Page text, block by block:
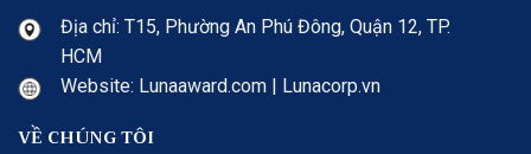
Địa chỉ: T15, Phường An Phú Đông, Quận 12, TP.
HCM
Website: Lunaaward.com | Lunacorp.vn
VỀ CHÚNG TÔI